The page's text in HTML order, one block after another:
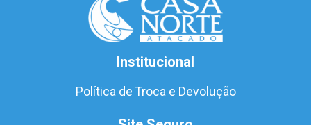
Institucional
Política de Troca e Devolução